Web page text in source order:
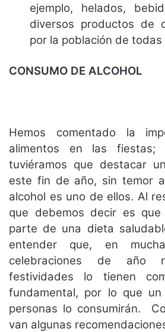
ejemplo, helados,
diversos productos de
por la población de
CONSUMO DE ALCOHOL
Hemos comentado la
alimentos en las
tuviéramos que destacar
este fin de año, sin temor
alcohol es uno de ellos. Al
que debemos decir es
parte de una dieta
entender que, en
celebraciones de año
festividades lo tienen
fundamental, por lo que
personas lo consumirán.
van algunas